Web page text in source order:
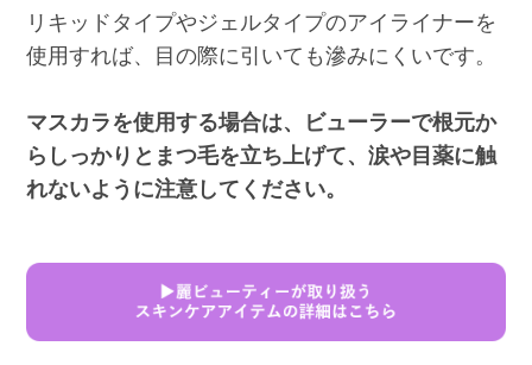
リキッドタイプやジェルタイプのアイライナーを
使用すれば、目の際に引いても滲みにくいです。
マスカラを使用する場合は、ビューラーで根元か
らしっかりとまつ毛を立ち上げて、涙や目薬に触
れないように注意してください。